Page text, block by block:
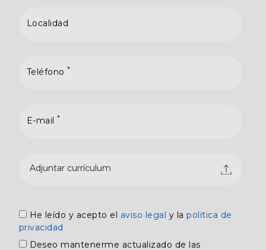
Localidad
Teléfono*
E-mail*
Adjuntar currículum
He leído y acepto el aviso legal y lapolitica de
privacidad
Deseo mantenerme actualizado de las